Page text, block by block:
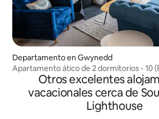
Departamento en Gwynedd
Apartamento ático de 2 dormitorios - 10
Otros excelentes
vacacionales cerca de
Lighthouse